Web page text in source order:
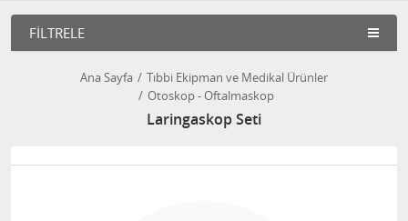
FILTRELE
Ana Sayfa
Tıbbi Ekipman ve Medikal Ürünler
Otoskop - Oftalmaskop
Laringaskop Seti